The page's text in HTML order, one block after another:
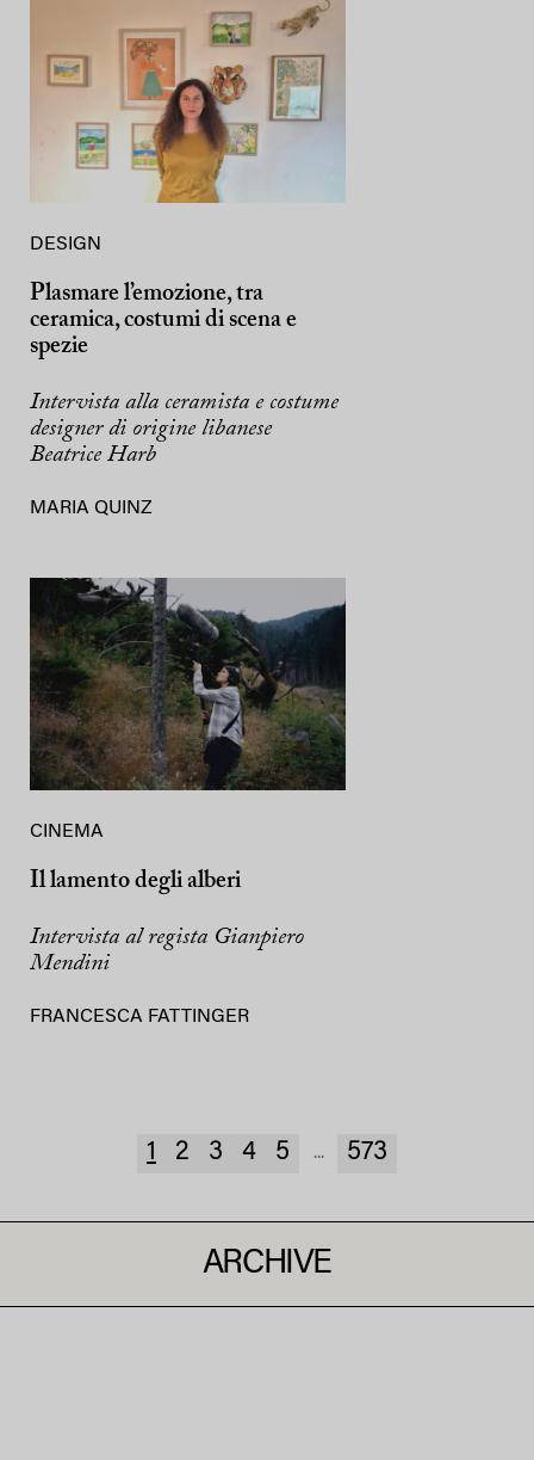
DESIGN
Plasmare l’emozione, tra
ceramica, costumi di scena e
spezie
Intervista alla ceramista e costume
designer di origine libanese
Beatrice Harb
MARIA QUINZ
CINEMA
Il lamento degli alberi
Intervista al regista Gianpiero
Mendini
FRANCESCA FATTINGER
1 2 3 4 5 ... 573
ARCHIVE